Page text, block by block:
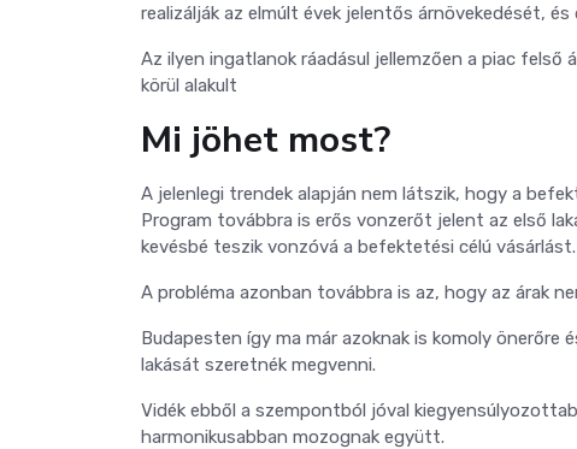
realizálják az elmúlt évek jelentős árnövekedését, és
Az ilyen ingatlanok ráadásul jellemzően a piac felső
körül alakult
Mi jöhet most?
A jelenlegi trendek alapján nem látszik, hogy a
Program továbbra is erős vonzerőt jelent az első
kevésbé teszik vonzóvá a befektetési célú vásárlást.
A probléma azonban továbbra is az, hogy az árak
Budapesten így ma már azoknak is komoly önerőre
lakását szeretnék megvenni.
Vidék ebből a szempontból jóval
harmonikusabban mozognak együtt.